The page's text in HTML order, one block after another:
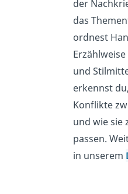
der
das
ordnest
und
erkennst
Konflikte
und wie sie
passen.
in unserem